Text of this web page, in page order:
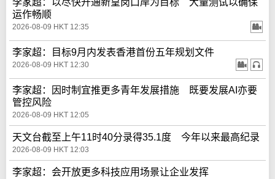
运作畅顺
2026-08-09 HKT 12:35
李家超：目标9月内发表香港首份五年规划文件
2026-08-09 HKT 12:30
李家超：因时制宜推更多青年发展措施 既要发展AI亦要
管控风险
2026-08-09 HKT 12:05
天文台截至上午11时40分录得35.1度 今年以来最高纪录
2026-08-09 HKT 12:03
李家超：会开放更多科技应用场景让企业发挥